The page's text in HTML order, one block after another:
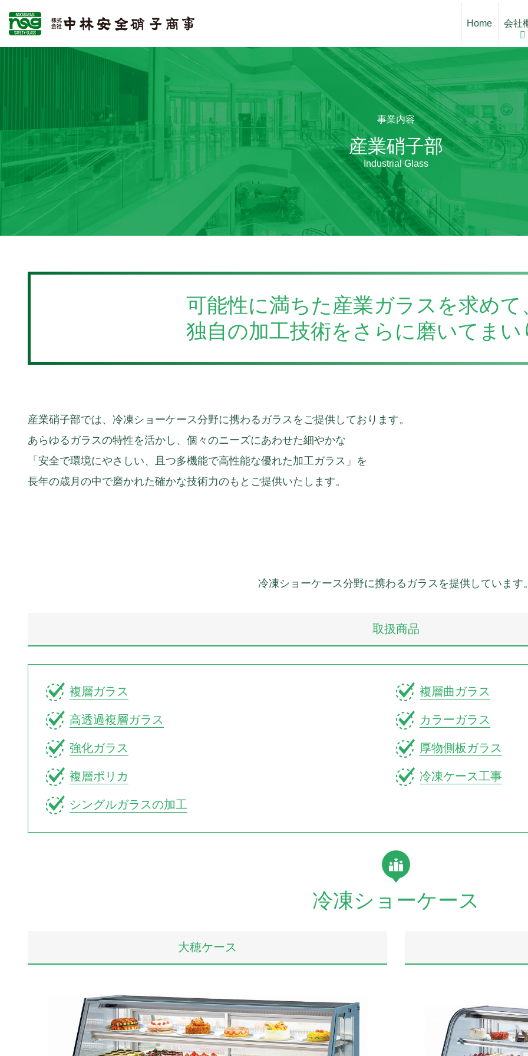
Home 会社
代表挨拶 企業情報
硝子建装部 産業硝子部
Home 会社
代表挨拶 企業情報
硝子建装部 産業硝子部
事業内容
産業硝子部
Industrial Glass
可能性に満ちた産業ガラスを求めて
独自の加工技術をさらに磨いてまい
産業硝子部では、冷凍ショーケース分野に携わるガラスをご提供しております。
あらゆるガラスの特性を活かし、個々のニーズにあわせた細やかな
「安全で環境にやさしい、且つ多機能で高性能な優れた加工ガラス」を
長年の歳月の中で磨かれた確かな技術力のもとご提供いたします。
冷凍ショーケース分野に携わるガラスを提供しています
取扱商品
複層ガラス 複層曲ガラス
高透過複層ガラス カラーガラス
強化ガラス 厚物側板ガラス
複層ポリカ 冷凍ケース工事
シングルガラスの加工
冷凍ショーケース
大穂ケース